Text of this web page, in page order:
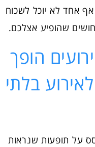
אף אחד לא יוכל לשכוח
שהופיע אצלכם.
הופך
בלתי
על תופעות שנראות